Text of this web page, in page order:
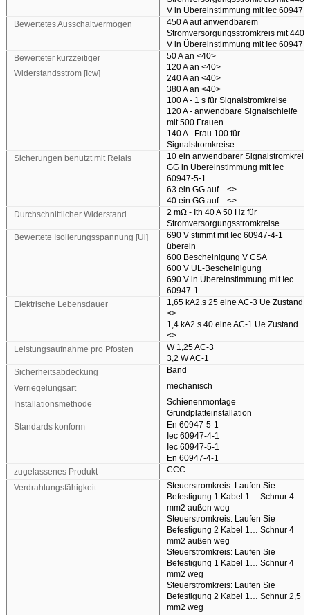
V in Übereinstimmung mit Iec 60947
Bewertetes Ausschaltvermögen
450 A auf anwendbarem
Stromversorgungsstromkreis mit 440
V in Übereinstimmung mit Iec 60947
Bewerteter kurzzeitiger
Widerstandsstrom [Icw]
50 A an <40>
120 A an <40>
240 A an <40>
380 A an <40>
100 A - 1 s für Signalstromkreise
120 A - anwendbare Signalschleife
mit 500 Frauen
140 A - Frau 100 für
Signalstromkreise
Sicherungen benutzt mit Relais
10 ein anwendbarer Signalstromkreis
GG in Übereinstimmung mit Iec
60947-5-1
63 ein GG auf…<>
40 ein GG auf…<>
Durchschnittlicher Widerstand
2 mΩ - Ith 40 A 50 Hz für
Stromversorgungsstromkreise
Bewertete Isolierungsspannung [Ui]
690 V stimmt mit Iec 60947-4-1
überein
600 Bescheinigung V CSA
600 V UL-Bescheinigung
690 V in Übereinstimmung mit Iec
60947-1
Elektrische Lebensdauer
1,65 kA2.s 25 eine AC-3 Ue Zustand
<>
1,4 kA2.s 40 eine AC-1 Ue Zustand
<>
Leistungsaufnahme pro Pfosten
W 1,25 AC-3
3,2 W AC-1
Sicherheitsabdeckung
Band
Verriegelungsart
mechanisch
Installationsmethode
Schienenmontage
Grundplatteinstallation
Standards konform
En 60947-5-1
Iec 60947-4-1
Iec 60947-5-1
En 60947-4-1
zugelassenes Produkt
CCC
Verdrahtungsfähigkeit
Steuerstromkreis: Laufen Sie
Befestigung 1 Kabel 1… Schnur 4
mm2 außen weg
Steuerstromkreis: Laufen Sie
Befestigung 2 Kabel 1… Schnur 4
mm2 außen weg
Steuerstromkreis: Laufen Sie
Befestigung 1 Kabel 1… Schnur 4
mm2 weg
Steuerstromkreis: Laufen Sie
Befestigung 2 Kabel 1… Schnur 2,5
mm2 weg